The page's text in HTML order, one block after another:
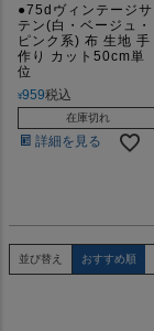
●75dヴィンテージサ
テン(白・ベージュ・
ピンク系) 布 生地 手
作り カット50cm単
位
¥959税込
在庫切れ
詳細を見る
並び替え おすすめ順